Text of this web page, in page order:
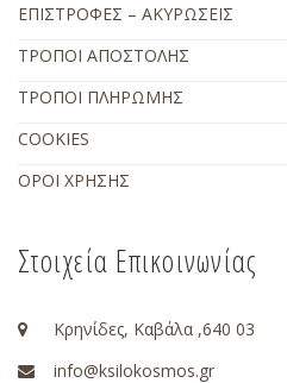
ΕΠΙΣΤΡΟΦΕΣ – ΑΚΥΡΩΣΕΙΣ
ΤΡΟΠΟΙ ΑΠΟΣΤΟΛΗΣ
ΤΡΟΠΟΙ ΠΛΗΡΩΜΗΣ
COOKIES
ΟΡΟΙ ΧΡΗΣΗΣ
Στοιχεία Επικοινωνίας
Κρηνίδες, Καβάλα ,640 03
info@ksilokosmos.gr